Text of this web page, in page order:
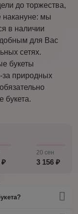
до торжества,
накануне: мы
в наличии
для Вас
сетях.
букеты
за природных
букета.
₽
20 сен
3 156 ₽